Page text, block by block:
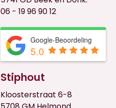
06 - 19 96 90 12
Google-Beoordeling
5.0
Stiphout
Kloosterstraat 6-8